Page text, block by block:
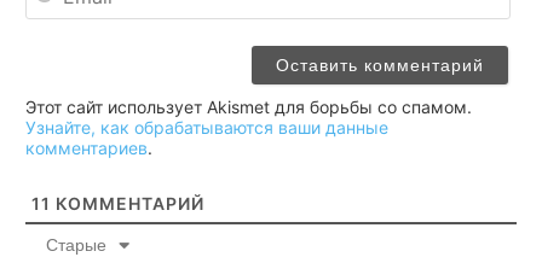
Этот сайт использует Akismet для борьбы со спамом.
Узнайте, как обрабатываются ваши данные
комментариев.
11 КОММЕНТАРИЙ
Старые